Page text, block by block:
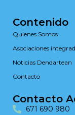
Contenido
Quienes Somos
Asociaciones
Noticias Dendartean
Contacto
Contacto
671 690 980